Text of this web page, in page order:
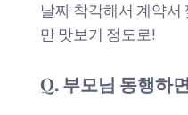
날짜 착각해서 계약
만 맛보기 정도로!
Q. 부모님 동행하